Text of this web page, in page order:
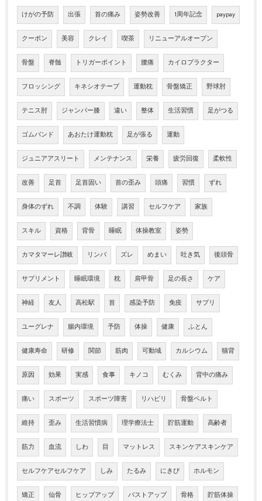
けがの予防 出張 首の痛み 姿勢改善 1周年記念 paypay
クーポン 美容 クレイ 喫茶 リニューアルオープン
骨盤 脊髄 トリガーポイント 腰痛 カイロプラクター
フロッシング キネシオテープ 運動枕 骨盤矯正 野球肘
テニス肘 ジャンパー膝 違い 整体 生活習慣 足がつる
ゴムバンド あおたけ運動枕 足が張る 運動
ジュニアアスリート メンテナンス 栄養 疲労回復 柔軟性
改善 足首 足首固い 首の歪み 頭痛 習慣 ずれ
身体のずれ 不調 体験 講習 セルフケア 家族
スキル 資格 背骨 睡眠 体操教室 姿勢
カマタマーレ讃岐 リンパ ズレ めまい 吐き気 後頭骨
サプリメント 睡眠環境 枕 肩甲骨 足の長さ ケア
神経 友人 高松駅 首 感染予防 免疫 サプリ
ユーグレナ 腸内環境 予防 体操 健康 ふとん
健康寿命 研修 関節 筋肉 可動域 カルシウム 猫背
原因 効果 実感 食事 キノコ むくみ 背中の痛み
痛い スポーツ スポーツ障害 リハビリ 骨盤ベルト
維持 歪み 生活習慣病 理学療法士 貯筋運動 高齢者
筋力 血流 しわ 目 マットレス スキンケアスキンケア
セルフケアセルフケア しみ たるみ にきび ホルモン
矯正 仙骨 ヒップアップ バストアップ 骨格 貯筋体操